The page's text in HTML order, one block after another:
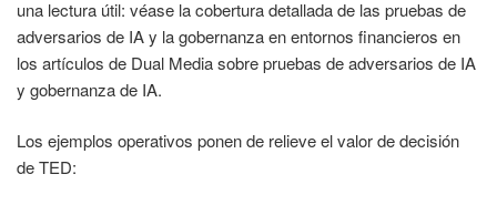
una lectura útil: véase la cobertura detallada de las pruebas de
adversarios de IA y la gobernanza en entornos financieros en
los artículos de Dual Media sobre pruebas de adversarios de IA
y gobernanza de IA.
Los ejemplos operativos ponen de relieve el valor de decisión
de TED: